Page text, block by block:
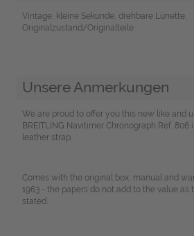
Vintage, kleine Sekunde, drehbare Lünette,
Originalzustand/Originalteile
Unsere Anmerkungen
We are proud to offer you this new like and
BREITLING Navitimer Chronograph Ref.
leather strap.
Comes with the original box, manual and
1963 - the papers do not add to the value as
stated.